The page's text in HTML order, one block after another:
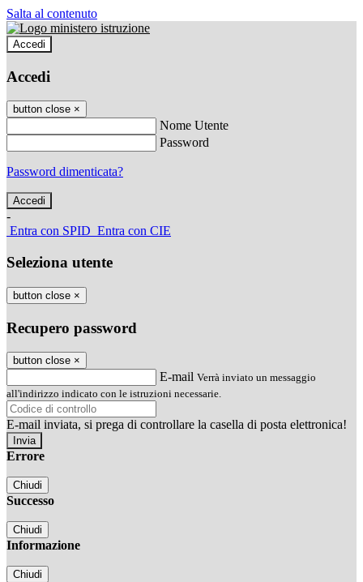
Salta al contenuto
Accedi
Accedi
button close ×
Nome Utente
Password
Password dimenticata?
-
Entra con SPID Entra con CIE
Seleziona utente
button close ×
Recupero password
button close ×
E-mail Verrà inviato un messaggio
all'indirizzo indicato con le istruzioni necessarie.
E-mail inviata, si prega di controllare la casella di posta elettronica!
Errore
Chiudi
Successo
Chiudi
Informazione
Chiudi